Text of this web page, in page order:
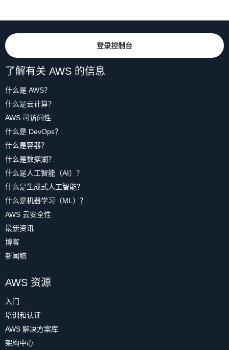
登录控制台
了解有关 AWS 的信息
什么是 AWS？
什么是云计算？
AWS 可访问性
什么是 DevOps？
什么是容器？
什么是数据湖？
什么是人工智能（AI）？
什么是生成式人工智能？
什么是机器学习（ML）？
AWS 云安全性
最新资讯
博客
新闻稿
AWS 资源
入门
培训和认证
AWS 解决方案库
架构中心